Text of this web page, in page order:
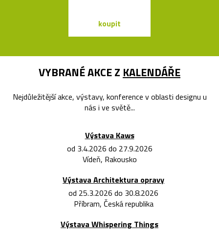
koupit
VYBRANÉ AKCE Z KALENDÁŘE
Nejdůležitější akce, výstavy, konference v oblasti designu u
nás i ve světě...
Výstava Kaws
od 3.4.2026 do 27.9.2026
Vídeň, Rakousko
Výstava Architektura opravy
od 25.3.2026 do 30.8.2026
Příbram, Česká republika
Výstava Whispering Things